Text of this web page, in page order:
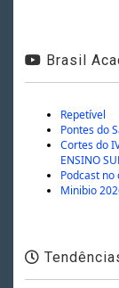
Brasil
Repetível
Pontes do
Cortes do
ENSINO
Podcast
Minibio